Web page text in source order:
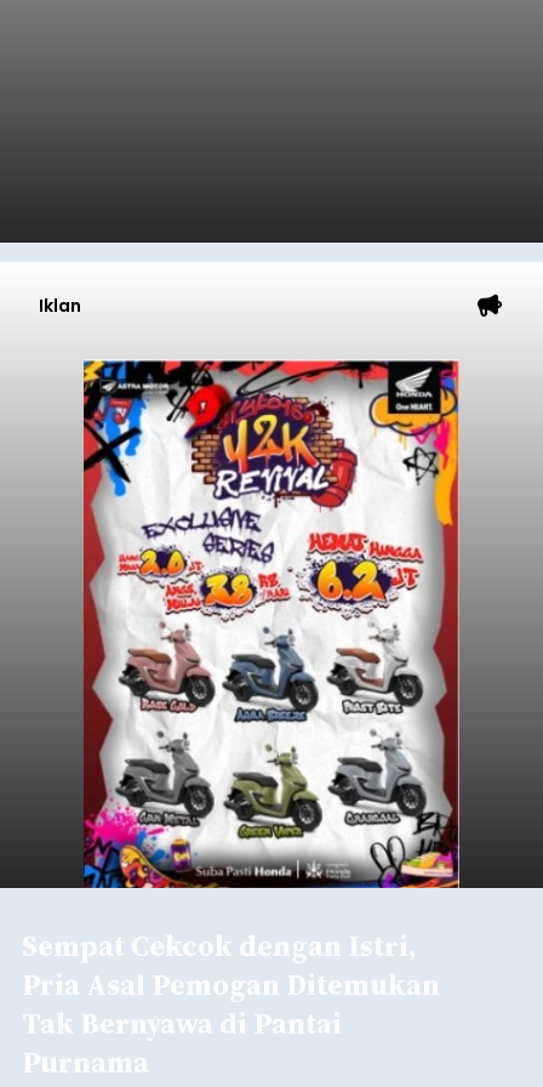
Iklan
Sempat Cekcok dengan Istri,
Pria Asal Pemogan Ditemukan
Tak Bernyawa di Pantai
Purnama